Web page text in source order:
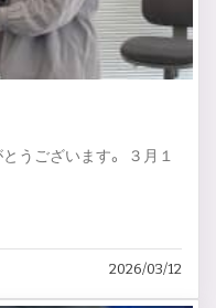
うございます。 ３月１
2026/03/12